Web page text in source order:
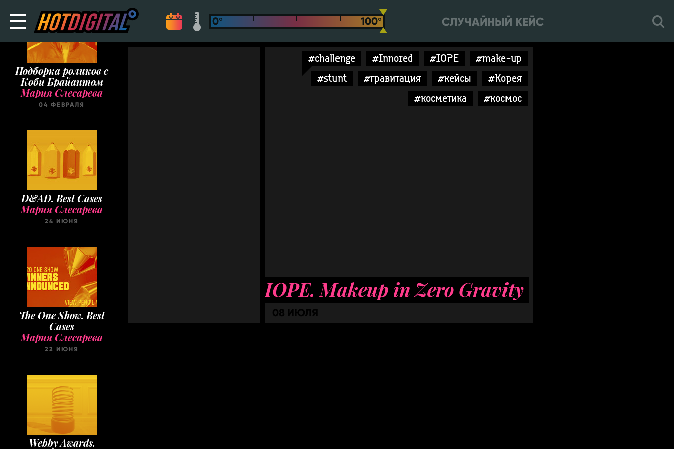
СЛУЧАЙНЫЙ КЕЙС
Подборка роликов с
Коби Брайантом
Мария Слесарева
04 ФЕВРАЛЯ
D&AD. Best Cases
Мария Слесарева
24 ИЮНЯ
The One Show. Best
Cases
Мария Слесарева
22 ИЮНЯ
Webby Awards.
#challenge #Innored #IOPE
#make-up
#stunt
#гравитация #кейсы
#Корея
#косметика
#космос
IOPE. Makeup in Zero Gravity
08 ИЮЛЯ